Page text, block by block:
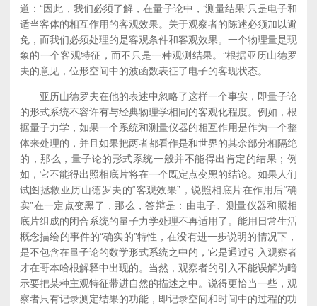
道：“因此，我们必须了解，在量子论中，‘测量结果’只是电子和
适当客体的相互作用的客观效果。关于观察者的陈述必须加以避
免，而我们必须处理的是客观条件和客观效果。一个物理量是现
象的一个客观特征，而不只是一种观测结果。”根据亚历山德罗
夫的意见，位形空间中的波函数表征了电子的客现状态。
亚历山德罗夫在他的表述中忽略了这样一个事实，即量子论
的形式系统不容许有与经典物理学相同的客观化程度。例如，根
据量子力学，如果一个系统和测量仪器的相互作用是作为一个整
体来处理的，并且如果把两者都看作是和世界的其余部分相隔绝
的，那么，量子论的形式系统一般并不能得出肯定的结果；例
如，它不能得出照相底片将在一个既定点变黑的结论。如果人们
试图拯救亚历山德罗夫的“客观效果”，说照相底片在作用后“确
实”在一定点变黑了，那么，答辩是：由电子、测量仪器和照相
底片组成的闭合系统的量子力学处理不再适用了。能用日常生活
概念描绘的事件的“确实的”特性，在没有进一步说明的情况下，
是不包含在量子论的数学形式系统之中的，它是通过引入观察者
才在哥本哈根解释中出现的。当然，观察者的引入不能误解为暗
示要把某种主观特征带进自然的描述之中。说得更恰当一些，观
察者只有记录测定结果的功能，即记录空间和时间中的过程的功